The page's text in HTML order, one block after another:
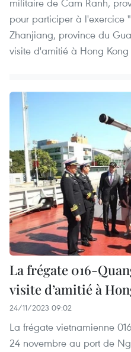
militaire de Cam Ranh,
pour participer à l'exercice
Zhanjiang, province du
visite d'amitié à Hong Kong
La frégate 016-
visite d’amitié à
24/11/2023 09:02
La frégate vietnamienne
24 novembre au port de